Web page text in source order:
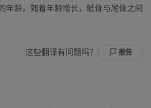
年龄。随着年龄增长，骶骨与尾骨之间
这些翻译有问题吗？ 报告